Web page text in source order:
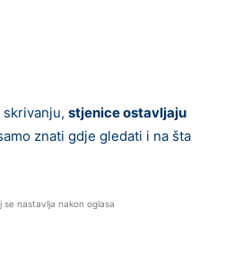
stjenice ostavljaju
znati gdje gledati i na šta
se nastavlja nakon oglasa